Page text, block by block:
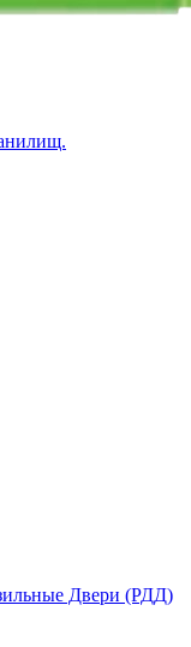
Двери (РДД)